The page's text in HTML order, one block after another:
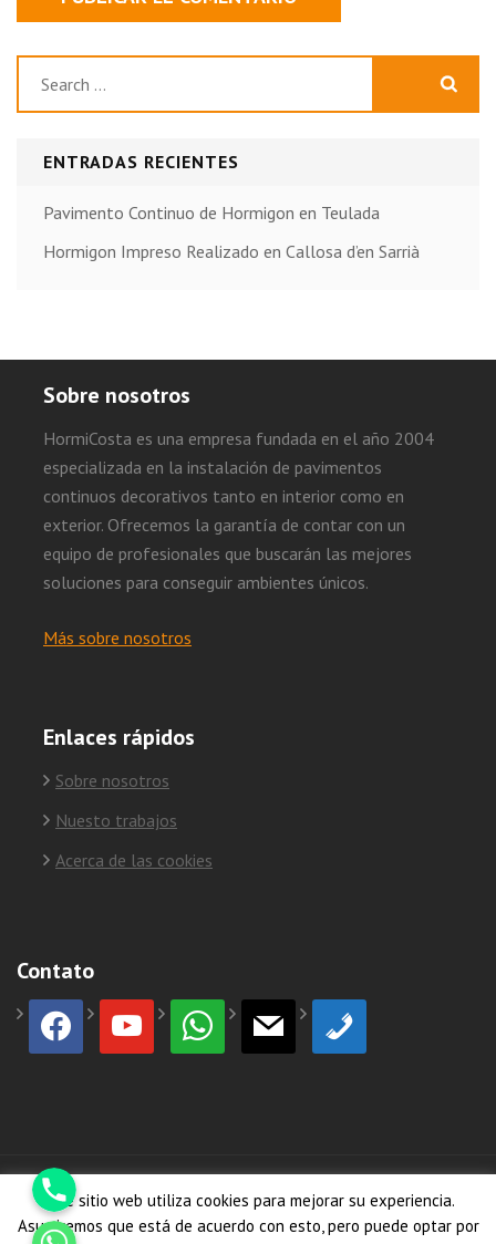
ENTRADAS RECIENTES
Pavimento Continuo de Hormigon en Teulada
Hormigon Impreso Realizado en Callosa d’en Sarrià
Sobre nosotros
HormiCosta es una empresa fundada en el año 2004
especializada en la instalación de pavimentos
continuos decorativos tanto en interior como en
exterior. Ofrecemos la garantía de contar con un
equipo de profesionales que buscarán las mejores
soluciones para conseguir ambientes únicos.
Más sobre nosotros
Enlaces rápidos
Sobre nosotros
Nuesto trabajos
Acerca de las cookies
Contato
facebook youtube whatsapp mail phone
© Copyright 2026HormiCosta
Este sitio web utiliza cookies para mejorar su experiencia.
Asumiremos que está de acuerdo con esto, pero puede optar por
Phone
Whatsapp